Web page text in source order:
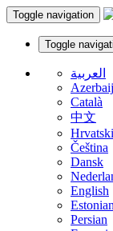
Toggle navigation
Toggle
العربية
Català
中文
Hrvatski
Čeština
Dansk
English
Estonian
Persian